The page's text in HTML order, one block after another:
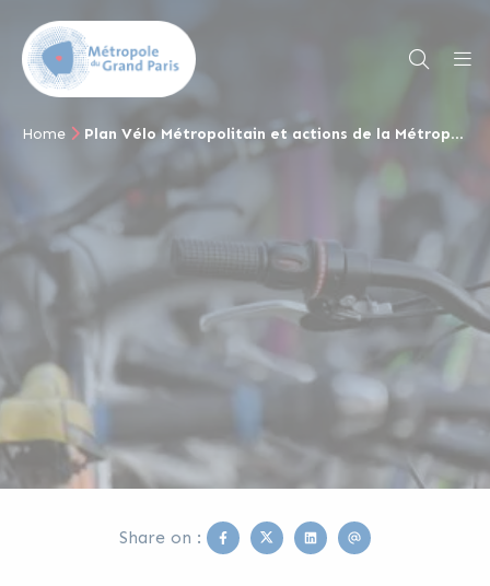
Home Plan Vélo Métropolitain et actions de la Métropole du Grand Paris en faveur des mobilités douces pendant les Jeux de Paris 2024
Share on : Facebook
TwitterLinkedinEmail